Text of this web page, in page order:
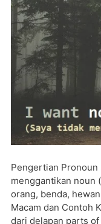
Pengertian Pronoun
menggantikan noun
orang, benda,
Macam dan Contoh
dari delapan parts